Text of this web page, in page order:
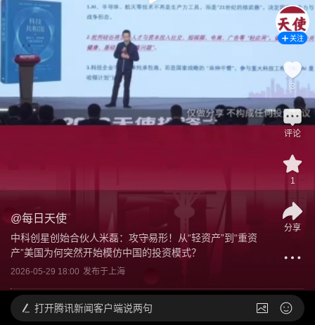
@每日天使
中科创星创始合伙人米磊：攻守易形！从“轻资产”到“重资
产”美国为何突然开始模仿中国的投资模式？
2026-05-29 18:00 发布于上海
关注
3
评论
1
分享
打开腾讯新闻客户端说两句